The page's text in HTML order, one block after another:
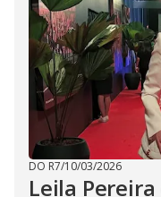
DO R7/10/03/2026
Leila